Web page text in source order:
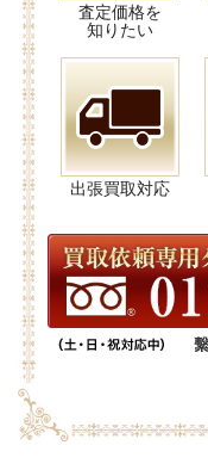
査定価格を
知りたい
出張買取対応